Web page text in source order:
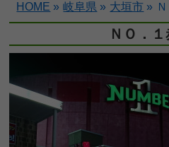
HOME » 岐阜県 » 大垣市 »
ＮＯ．